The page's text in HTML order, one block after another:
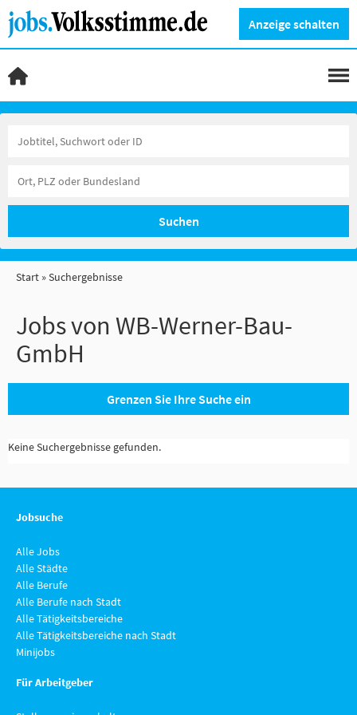
Anzeige schalten
Suchen
Start Suchergebnisse
Jobs von WB-Werner-Bau-
GmbH
Grenzen Sie Ihre Suche ein
Keine Suchergebnisse gefunden.
Jobsuche
Alle Jobs
Alle Städte
Alle Berufe
Alle Berufe nach Stadt
Alle Tätigkeitsbereiche
Alle Tätigkeitsbereiche nach Stadt
Minijobs
Für Arbeitgeber